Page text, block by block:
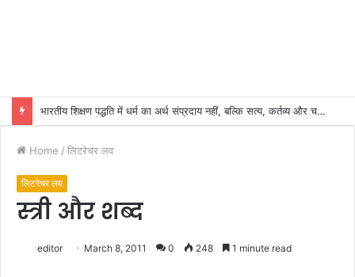
भारतीय शिक्षण पद्धति में धर्म का अर्थ संप्रदाय नहीं, बल्कि सत्य, कर्तव्य और चरित्र निर्माण है: विजय प्रकाश
Home / लिटरेचर लव
लिटरेचर लव
स्त्री और शब्द
editor March 8, 2011 0 248 1 minute read